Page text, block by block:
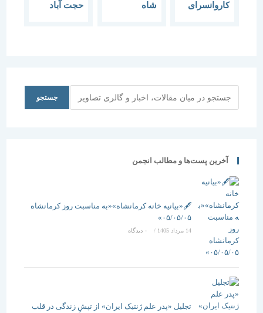
کاروانسرای
حجت آباد
جستجو
آخرین پست‌ها و مطالب انجمن
🖋️«بیانیه خانه کرمانشاه»«به مناسبت روز کرمانشاه
۰۵/۰۵/۰۵»
/ ۰ دیدگاه
تجلیل «پدر علم ژنتیک ایران» از تپشِ زندگی در قلب